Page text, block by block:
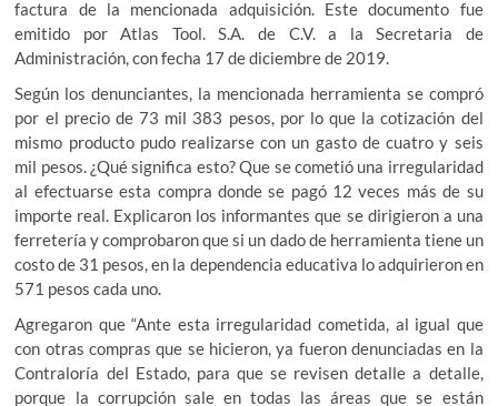
factura de la mencionada adquisición. Este documento fue
emitido por Atlas Tool. S.A. de C.V. a la Secretaria de
Administración, con fecha 17 de diciembre de 2019.
Según los denunciantes, la mencionada herramienta se compró
por el precio de 73 mil 383 pesos, por lo que la cotización del
mismo producto pudo realizarse con un gasto de cuatro y seis
mil pesos. ¿Qué significa esto? Que se cometió una irregularidad
al efectuarse esta compra donde se pagó 12 veces más de su
importe real. Explicaron los informantes que se dirigieron a una
ferretería y comprobaron que si un dado de herramienta tiene un
costo de 31 pesos, en la dependencia educativa lo adquirieron en
571 pesos cada uno.
Agregaron que “Ante esta irregularidad cometida, al igual que
con otras compras que se hicieron, ya fueron denunciadas en la
Contraloría del Estado, para que se revisen detalle a detalle,
porque la corrupción sale en todas las áreas que se están